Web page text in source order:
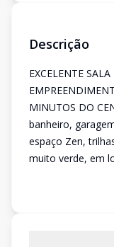
Descrição
EXCELENTE
MINUTOS DO
banheiro,
espaço Zen,
muito verde, em